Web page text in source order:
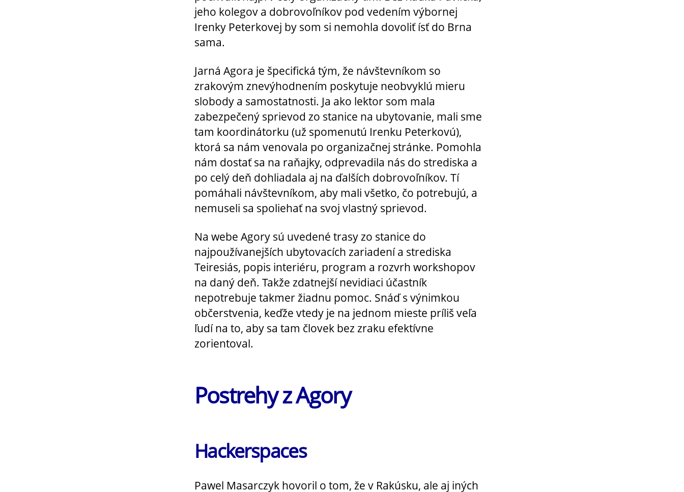
jeho kolegov a dobrovoľníkov pod vedením výbornej
Irenky Peterkovej by som si nemohla dovoliť ísť do Brna
sama.
Jarná Agora je špecifická tým, že návštevníkom so
zrakovým znevýhodnením poskytuje neobvyklú mieru
slobody a samostatnosti. Ja ako lektor som mala
zabezpečený sprievod zo stanice na ubytovanie, mali sme
tam koordinátorku (už spomenutú Irenku Peterkovú),
ktorá sa nám venovala po organizačnej stránke. Pomohla
nám dostať sa na raňajky, odprevadila nás do strediska a
po celý deň dohliadala aj na ďalších dobrovoľníkov. Tí
pomáhali návštevníkom, aby mali všetko, čo potrebujú, a
nemuseli sa spoliehať na svoj vlastný sprievod.
Na webe Agory sú uvedené trasy zo stanice do
najpoužívanejších ubytovacích zariadení a strediska
Teiresiás, popis interiéru, program a rozvrh workshopov
na daný deň. Takže zdatnejší nevidiaci účastník
nepotrebuje takmer žiadnu pomoc. Snáď s výnimkou
občerstvenia, keďže vtedy je na jednom mieste príliš veľa
ľudí na to, aby sa tam človek bez zraku efektívne
zorientoval.
Postrehy z Agory
Hackerspaces
Pawel Masarczyk hovoril o tom, že v Rakúsku, ale aj iných